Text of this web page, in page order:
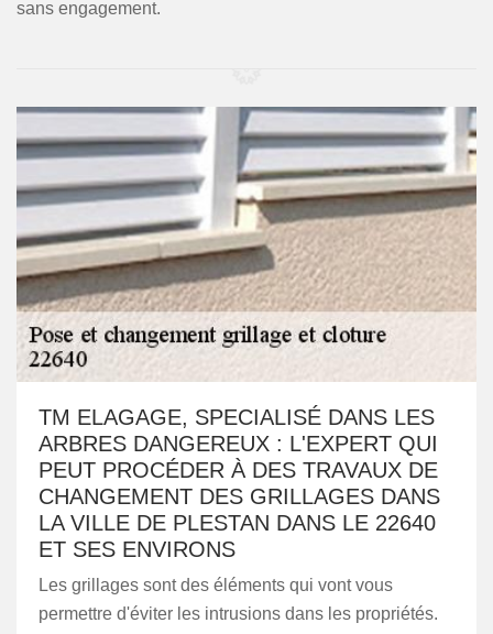
sans engagement.
TM ELAGAGE, SPECIALISÉ DANS LES
ARBRES DANGEREUX : L'EXPERT QUI
PEUT PROCÉDER À DES TRAVAUX DE
CHANGEMENT DES GRILLAGES DANS
LA VILLE DE PLESTAN DANS LE 22640
ET SES ENVIRONS
Les grillages sont des éléments qui vont vous
permettre d'éviter les intrusions dans les propriétés.